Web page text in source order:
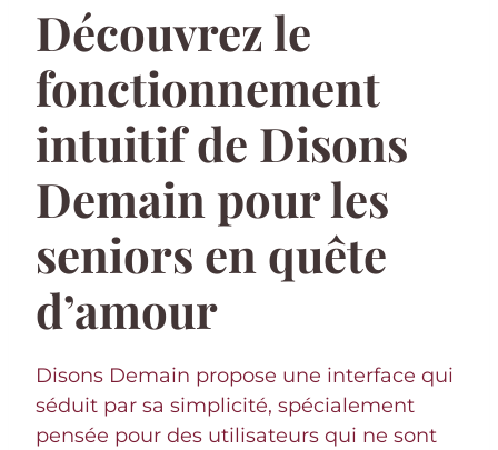
Découvrez le
fonctionnement
intuitif de Disons
Demain pour les
seniors en quête
d’amour
Disons Demain propose une interface qui
séduit par sa simplicité, spécialement
pensée pour des utilisateurs qui ne sont